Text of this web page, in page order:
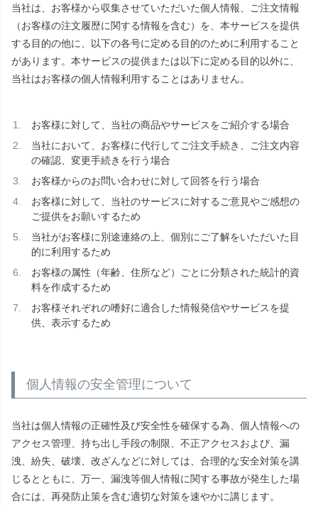
当社は、お客様から収集させていただいた個人情報、ご注文情報
（お客様の注文履歴に関する情報を含む）を、本サービスを提供
する目的の他に、以下の各号に定める目的のために利用すること
があります。本サービスの提供または以下に定める目的以外に、
当社はお客様の個人情報利用することはありません。
お客様に対して、当社の商品やサービスをご紹介する場合
当社において、お客様に代行してご注文手続き、ご注文内容
の確認、変更手続きを行う場合
お客様からのお問い合わせに対して回答を行う場合
お客様に対して、当社のサービスに対するご意見やご感想の
ご提供をお願いするため
当社がお客様に別途連絡の上、個別にご了解をいただいた目
的に利用するため
お客様の属性（年齢、住所など）ごとに分類された統計的資
料を作成するため
お客様それぞれの嗜好に適合した情報発信やサービスを提
供、表示するため
個人情報の安全管理について
当社は個人情報の正確性及び安全性を確保する為、個人情報への
アクセス管理、持ち出し手段の制限、不正アクセスおよび、漏
洩、紛失、破壊、改ざんなどに対しては、合理的な安全対策を講
じるとともに、万一、漏洩等個人情報に関する事故が発生した場
合には、再発防止策を含む適切な対策を速やかに講じます。